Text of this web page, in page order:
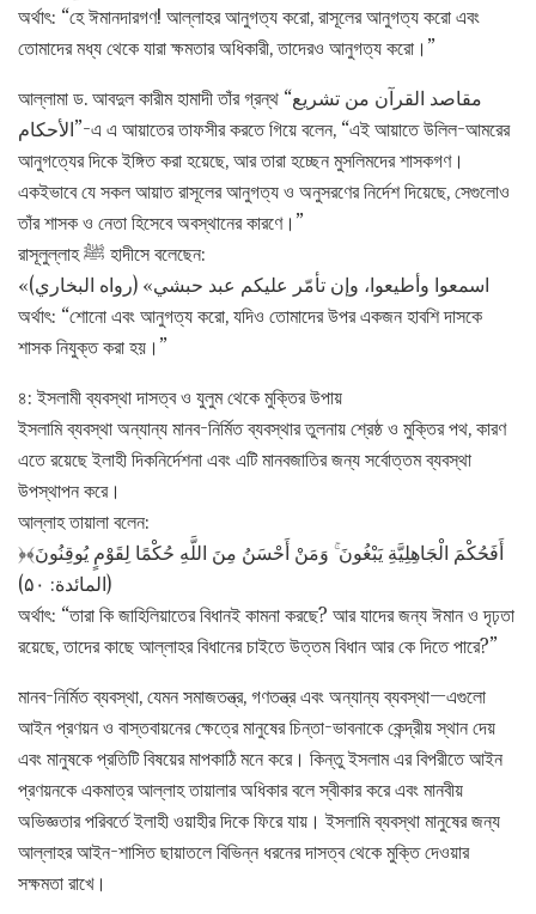
অর্থাৎ: “হে ঈমানদারগণ! আল্লাহর আনুগত্য করো, রাসূলের আনুগত্য করো এবং
তোমাদের মধ্য থেকে যারা ক্ষমতার অধিকারী, তাদেরও আনুগত্য করো।”
আল্লামা ড. আবদুল কারীম হামাদী তাঁর গ্রন্থ “مقاصد القرآن من تشريع
الأحكام”-এ এ আয়াতের তাফসীর করতে গিয়ে বলেন, “এই আয়াতে উলিল-আমরের
আনুগত্যের দিকে ইঙ্গিত করা হয়েছে, আর তারা হচ্ছেন মুসলিমদের শাসকগণ।
একইভাবে যে সকল আয়াত রাসূলের আনুগত্য ও অনুসরণের নির্দেশ দিয়েছে, সেগুলোও
তাঁর শাসক ও নেতা হিসেবে অবস্থানের কারণে।”
রাসূলুল্লাহ ﷺ হাদীসে বলেছেন:
«اسمعوا وأطيعوا، وإن تأمّر عليكم عبد حبشي» (رواه البخاري)
অর্থাৎ: “শোনো এবং আনুগত্য করো, যদিও তোমাদের উপর একজন হাবশি দাসকে
শাসক নিযুক্ত করা হয়।”
৪: ইসলামী ব্যবস্থা দাসত্ব ও যুলুম থেকে মুক্তির উপায়
ইসলামি ব্যবস্থা অন্যান্য মানব-নির্মিত ব্যবস্থার তুলনায় শ্রেষ্ঠ ও মুক্তির পথ, কারণ
এতে রয়েছে ইলাহী দিকনির্দেশনা এবং এটি মানবজাতির জন্য সর্বোত্তম ব্যবস্থা
উপস্থাপন করে।
আল্লাহ তায়ালা বলেন:
﴿أَفَحُكْمَ الْجَاهِلِيَّةِ يَبْغُونَ ۚ وَمَنْ أَحْسَنُ مِنَ اللَّهِ حُكْمًا لِقَوْمٍ يُوقِنُونَ﴾
(المائدة: ۵۰)
অর্থাৎ: “তারা কি জাহিলিয়াতের বিধানই কামনা করছে? আর যাদের জন্য ঈমান ও দৃঢ়তা
রয়েছে, তাদের কাছে আল্লাহর বিধানের চাইতে উত্তম বিধান আর কে দিতে পারে?”
মানব-নির্মিত ব্যবস্থা, যেমন সমাজতন্ত্র, গণতন্ত্র এবং অন্যান্য ব্যবস্থা—এগুলো
আইন প্রণয়ন ও বাস্তবায়নের ক্ষেত্রে মানুষের চিন্তা-ভাবনাকে কেন্দ্রীয় স্থান দেয়
এবং মানুষকে প্রতিটি বিষয়ের মাপকাঠি মনে করে। কিন্তু ইসলাম এর বিপরীতে আইন
প্রণয়নকে একমাত্র আল্লাহ তায়ালার অধিকার বলে স্বীকার করে এবং মানবীয়
অভিজ্ঞতার পরিবর্তে ইলাহী ওয়াহীর দিকে ফিরে যায়। ইসলামি ব্যবস্থা মানুষের জন্য
আল্লাহর আইন-শাসিত ছায়াতলে বিভিন্ন ধরনের দাসত্ব থেকে মুক্তি দেওয়ার
সক্ষমতা রাখে।